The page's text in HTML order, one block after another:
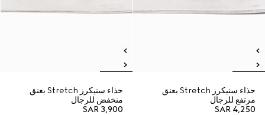
حذاء سنيكرز Stretch بعنق
مرتفع للرجال
SAR 4,250
حذاء سنيكرز Stretch بعنق
منخفض للرجال
SAR 3,900